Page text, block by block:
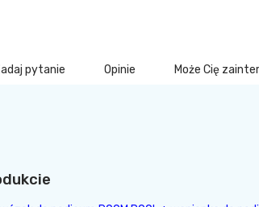
pytanie Opinie Może Cię